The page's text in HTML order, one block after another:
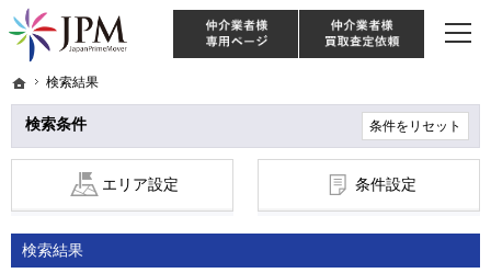
ホーム
検索結果
検索条件 条件をリセット
エリア設定 条件設定
検索結果
東京・神奈川・埼玉・千葉のリノベーション住宅や中古マンションを手がける会
【物件買取強化中！】リノベーション住宅・不動産・中古マンションならJPM
ホーム
検索結果